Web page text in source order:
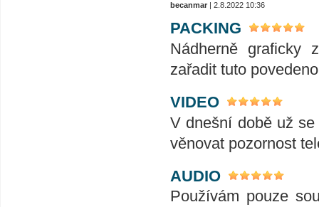
becanmar | 2.8.2022 10:36
PACKING
Nádherně graficky
zařadit tuto
VIDEO
V dnešní době už
věnovat pozornost
AUDIO
Používám pouze